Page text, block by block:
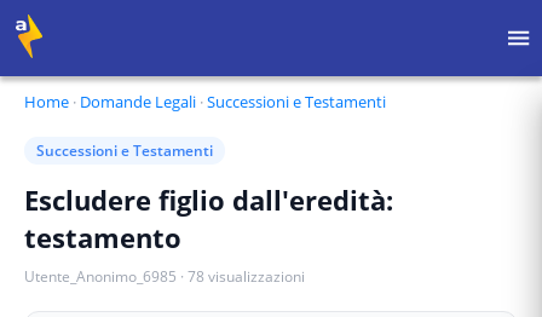
Home · Domande Legali ·Successioni e Testamenti
Successioni e Testamenti
Escludere figlio dall'eredità:
testamento
Utente_Anonimo_6985 · 78 visualizzazioni